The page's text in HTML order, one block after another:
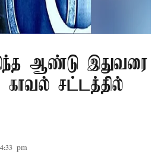
ஆண்டு இதுவரை
காவல் சட்டத்தில்
pm